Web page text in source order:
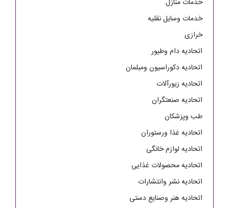
خدمات منازل
خدمات وسایل نقلیه
خرازی
اتحادیه دام وطیور
اتحادیه دکوراسیون ومبلمان
اتحادیه زیورآلات
اتحادیه صنعتگران
طب وپزشکان
اتحادیه غذا ورستوران
اتحادیه لوازم خانگی
اتحادیه محصولات غذایی
اتحادیه نشر وانتشارات
اتحادیه هنر وصنایع دستی